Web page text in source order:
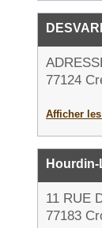
77124
Afficher
11 RUE
77183